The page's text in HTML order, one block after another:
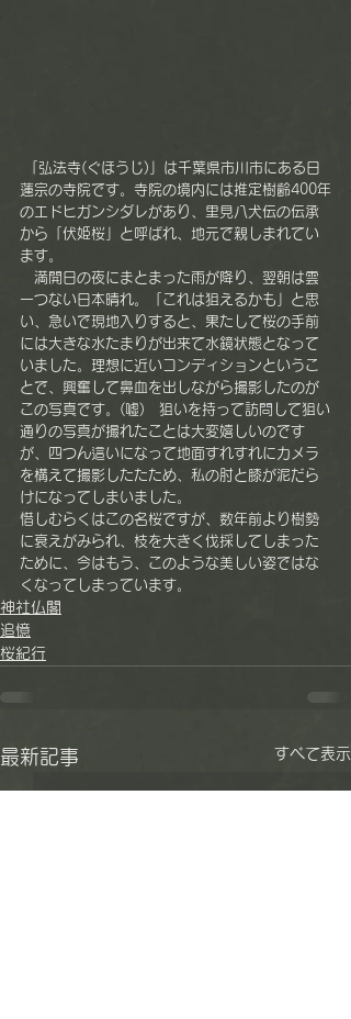
蓮宗の寺院です。寺院の境内には推定樹齢400年
のエドヒガンシダレがあり、里見八犬伝の伝承
から「伏姫桜」と呼ばれ、地元で親しまれてい
ます。
満開日の夜にまとまった雨が降り、翌朝は雲
一つない日本晴れ。「これは狙えるかも」と思
い、急いで現地入りすると、果たして桜の手前
には大きな水たまりが出来て水鏡状態となって
いました。理想に近いコンディションというこ
とで、興奮して鼻血を出しながら撮影したのが
この写真です。(嘘)　狙いを持って訪問して狙い
通りの写真が撮れたことは大変嬉しいのです
が、四つん這いになって地面すれすれにカメラ
を構えて撮影したたため、私の肘と膝が泥だら
けになってしまいました。
惜しむらくはこの名桜ですが、数年前より樹勢
に衰えがみられ、枝を大きく伐採してしまった
ために、今はもう、このような美しい姿ではな
くなってしまっています。
神社仏閣
追憶
桜紀行
最新記事 すべて表示